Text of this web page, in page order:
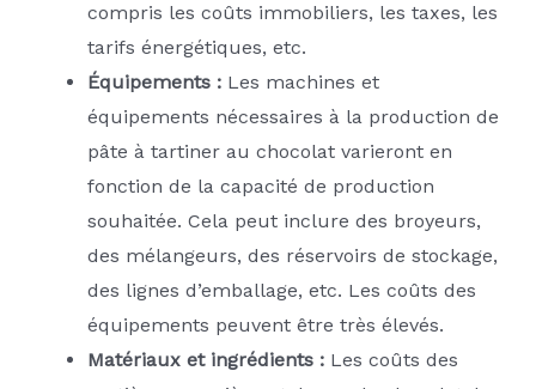
compris les coûts immobiliers, les taxes, les
tarifs énergétiques, etc.
Équipements : Les machines et
équipements nécessaires à la production de
pâte à tartiner au chocolat varieront en
fonction de la capacité de production
souhaitée. Cela peut inclure des broyeurs,
des mélangeurs, des réservoirs de stockage,
des lignes d’emballage, etc. Les coûts des
équipements peuvent être très élevés.
Matériaux et ingrédients : Les coûts des